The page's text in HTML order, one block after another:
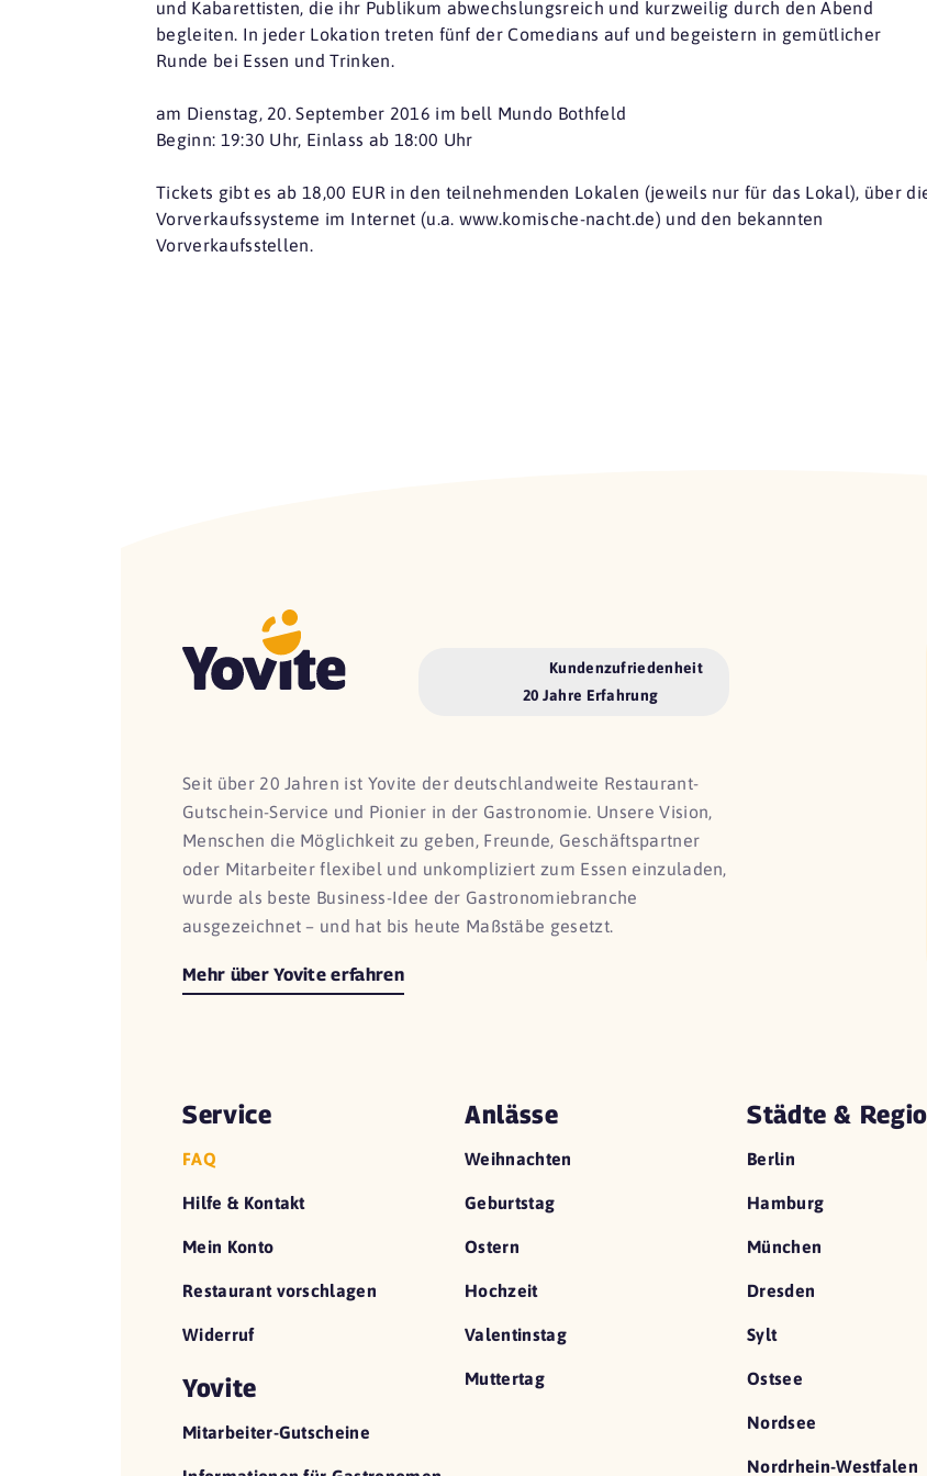
und Kabarettisten, die ihr Publikum abwechslungsreich und kurzweilig durch den Abend
begleiten. In jeder Lokation treten fünf der Comedians auf und begeistern in gemütlicher
Runde bei Essen und Trinken.
am Dienstag, 20. September 2016 im bell Mundo Bothfeld
Beginn: 19:30 Uhr, Einlass ab 18:00 Uhr
Tickets gibt es ab 18,00 EUR in den teilnehmenden Lokalen (jeweils nur für das Lokal), über
Vorverkaufssysteme im Internet (u.a. www.komische-nacht.de) und den bekannten
Vorverkaufsstellen.
Kundenzufriedenheit
20 Jahre Erfahrung
Seit über 20 Jahren ist Yovite der deutschlandweite Restaurant-
Gutschein-Service und Pionier in der Gastronomie. Unsere Vision,
Menschen die Möglichkeit zu geben, Freunde, Geschäftspartner
oder Mitarbeiter flexibel und unkompliziert zum Essen einzuladen,
wurde als beste Business-Idee der Gastronomiebranche
ausgezeichnet – und hat bis heute Maßstäbe gesetzt.
Mehr über Yovite erfahren
Service
FAQ
Hilfe & Kontakt
Mein Konto
Restaurant vorschlagen
Widerruf
Yovite
Mitarbeiter-Gutscheine
Anlässe
Weihnachten
Geburtstag
Ostern
Hochzeit
Valentinstag
Muttertag
Städte &
Berlin
Hamburg
München
Dresden
Sylt
Ostsee
Nordsee
Nordrhein-Westfalen